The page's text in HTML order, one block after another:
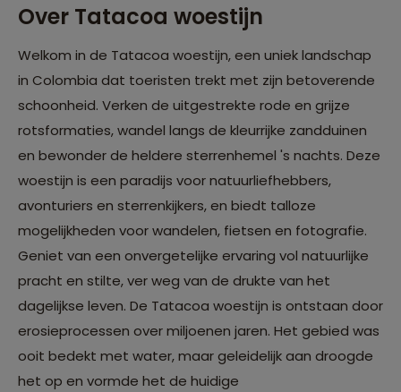
Over Tatacoa woestijn
Welkom in de Tatacoa woestijn, een uniek landschap
in Colombia dat toeristen trekt met zijn betoverende
schoonheid. Verken de uitgestrekte rode en grijze
rotsformaties, wandel langs de kleurrijke zandduinen
en bewonder de heldere sterrenhemel 's nachts. Deze
woestijn is een paradijs voor natuurliefhebbers,
avonturiers en sterrenkijkers, en biedt talloze
mogelijkheden voor wandelen, fietsen en fotografie.
Geniet van een onvergetelijke ervaring vol natuurlijke
pracht en stilte, ver weg van de drukte van het
dagelijkse leven. De Tatacoa woestijn is ontstaan door
erosieprocessen over miljoenen jaren. Het gebied was
ooit bedekt met water, maar geleidelijk aan droogde
het op en vormde het de huidige